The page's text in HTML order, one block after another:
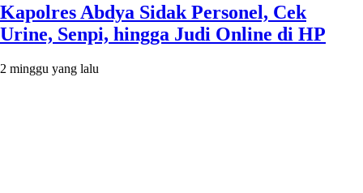
Kapolres Abdya Sidak Personel, Cek
Urine, Senpi, hingga Judi Online di HP
2 minggu yang lalu